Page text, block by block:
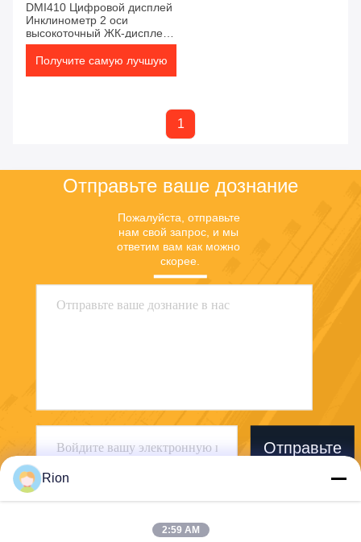
DMI410 Цифровой дисплей
Инклинометр 2 оси
высокоточный ЖК-дисплей
с зарядной магнитной
адсорбцией
Получите самую лучшую
1
Отправьте ваше дознание
Пожалуйста, отправьте
нам свой запрос, и мы
ответим вам как можно
скорее.
Отправьте
Rion
2:59 AM